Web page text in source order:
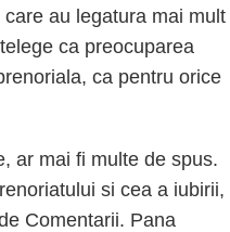
au legatura mai mult
ca preocuparea
ca pentru orice
ar mai fi multe de spus.
si cea a iubirii,
Comentarii. Pana